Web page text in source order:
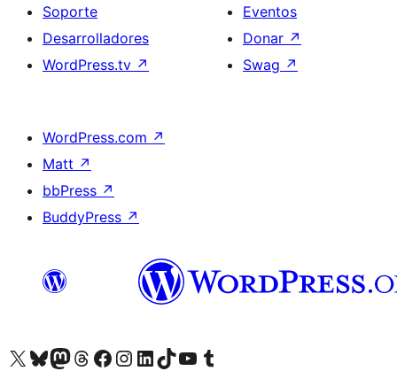
Soporte
Desarrolladores
WordPress.tv ↗
Eventos
Donar ↗
Swag ↗
WordPress.com ↗
Matt ↗
bbPress ↗
BuddyPress ↗
Visita nuestra cuenta de X (anteriormente Twitter)
Visita nuestra cuenta de Bluesky
Visita nuestra cuenta de Mastodon
Visita nuestra cuenta de Threads
Visita nuestra página de Facebook
Visita nuestra cuenta de Instagram
Visita nuestra cuenta de LinkedIn
Visita nuestra cuenta de TikTok
Visita nuestro canal de YouTube
Visita nuestra cuenta de Tumblr